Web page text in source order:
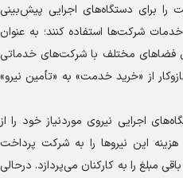
را برای دستگاه‌های اجرایی پیش‌بینی
شرکت‌ها استفاده کنند؛ به عنوان
فضا‌های مختلف با شرکت‌های خدماتی
از «خرید خدمت» به «تأمین نیرو»
اجرایی نیروی موردنیاز خود را از
این نیرو‌ها را به شرکت پرداخت
را به کارکنان می‌پردازد. درحالی